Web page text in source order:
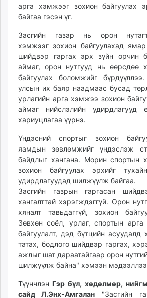
urlag.mn
unen.mn
asu.mn
shudarga.mn
shuurhai.mn
unuudur.mn
isee.mn
mglradio.com
fact.mn
itoim.mn
tumen.mn
shuum.mn
times.mn
tvmongolia.mn
mass.mn
assa.mn
toim.mn
tac.mn
paparazzi.mn
unread.today
арга хэмжээг зохион байгуулах
байгаа гэсэн үг.
Засгийн газар нь орон
хэмжээг зохион байгуулахад
шийдвэр гаргах эрх зүйн орчин
аймаг, орон нутгууд нь өөрсдөө
байгуулах боломжийг
улсын их баяр наадмаас бусад
урлагийн арга хэмжээ зохион
аймаг нийслэлийн удирдлагууд
хариуцлагаа үүрнэ.
Үндэсний спортыг зохион
яамдын зөвлөмжийг үндэслэж
байдлыг хангана. Морин спортын
зохион байгуулах эрхийг
удирдлагуудад шилжүүлж байгаа.
Засгийн газрын гаргасан
хангалттай хэрэгждэггүй. Орон
хяналт тавьдаггүй, зохион
Зөвхөн соёл, урлаг, спортын
байгуулалт, дэд бүтцийн асуудалд
татах, бодлого шийдвэр гаргах,
ажлыг шат дараатайгаар орон
шилжүүлж байна" хэмээн
Түүнчлэн Гэр бүл, хөдөлмөр,
сайд Л.Энх-Амгалан "Засгийн